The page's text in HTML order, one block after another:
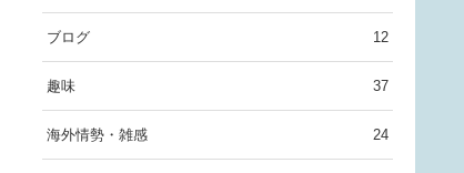
ブログ 12
趣味 37
海外情勢・雑感 24